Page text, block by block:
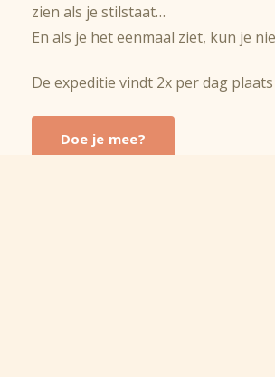
zien als je stilstaat…
En als je het eenmaal ziet, kun je
De expeditie vindt 2x per dag
Doe je mee?